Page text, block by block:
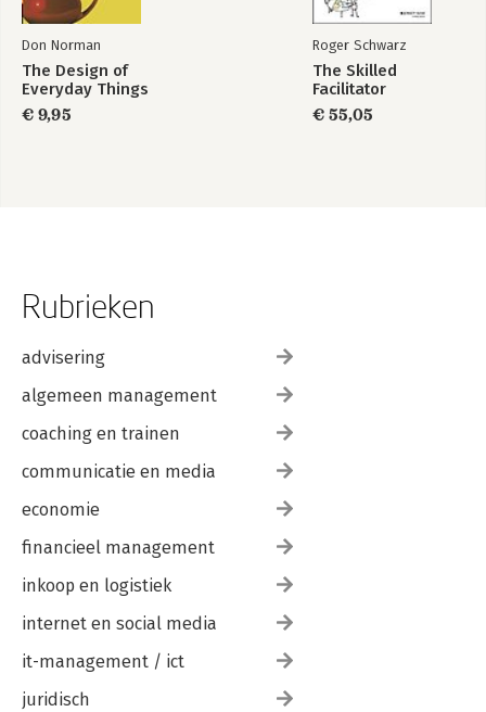
Don Norman
The Design of
Everyday Things
€ 9,95
Roger Schwarz
The Skilled
Facilitator
€ 55,05
Rubrieken
advisering
algemeen management
coaching en trainen
communicatie en media
economie
financieel management
inkoop en logistiek
internet en social media
it-management / ict
juridisch